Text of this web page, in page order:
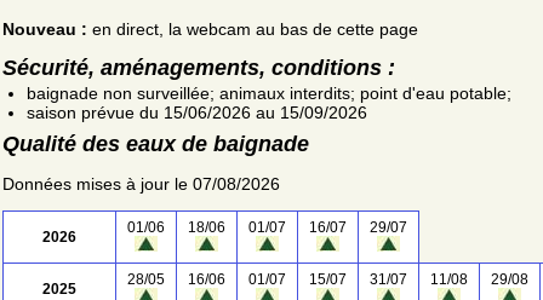
Nouveau : en direct, la webcam au bas de cette page
Sécurité, aménagements, conditions :
baignade non surveillée; animaux interdits; point d'eau potable;
saison prévue du 15/06/2026 au 15/09/2026
Qualité des eaux de baignade
Données mises à jour le 07/08/2026
2026
01/06 18/06 01/07 16/07 29/07
2025
28/05 16/06 01/07 15/07 31/07 11/08 29/08